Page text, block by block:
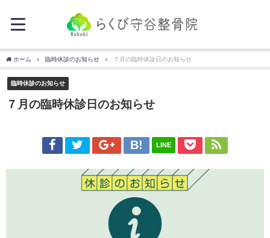
ホーム 臨時休診のお知らせ ７月の臨時休診日のお知らせ
臨時休診のお知らせ
７月の臨時休診日のお知らせ
LINE